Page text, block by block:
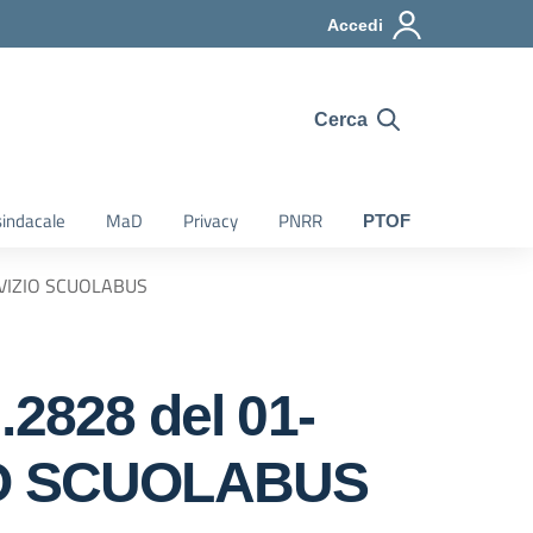
Accedi
Cerca
MaD Privacy PNRR PTOF
SCUOLABUS
del 01-
SCUOLABUS